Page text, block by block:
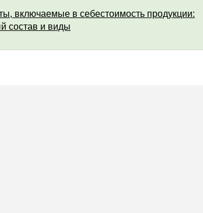
включаемые в себестоимость продукции:
состав и виды